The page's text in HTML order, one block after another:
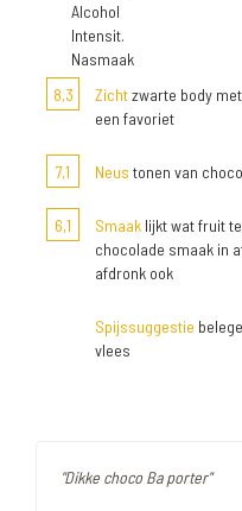
Alcohol
Intensit.
Nasmaak
8,3
Zichtzwarte body
een favoriet
7,1 Neus tonen van
6,1 Smaak lijkt wat fruit
chocolade smaak in
afdronk ook
Spijssuggestie
vlees
"Dikke choco Ba porter"